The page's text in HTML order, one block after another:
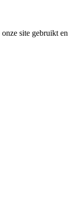
site gebruikt en